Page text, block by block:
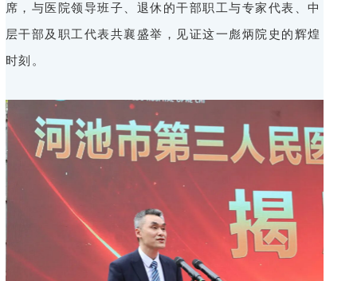
席，与医院领导班子、退休的干部职工与专家代表、中
层干部及职工代表共襄盛举，见证这一彪炳院史的辉煌
时刻。